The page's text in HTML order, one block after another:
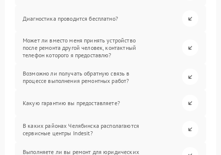
Диагностика проводится бесплатно?
Может ли вместо меня принять устройство
после ремонта другой человек, контактный
телефон которого я предоставлю?
Возможно ли получать обратную связь в
процессе выполнения ремонтных работ?
Какую гарантию вы предоставляете?
В каких районах Челябинска располагаются
сервисные центры Indesit?
Выполняете ли вы ремонт для юридических